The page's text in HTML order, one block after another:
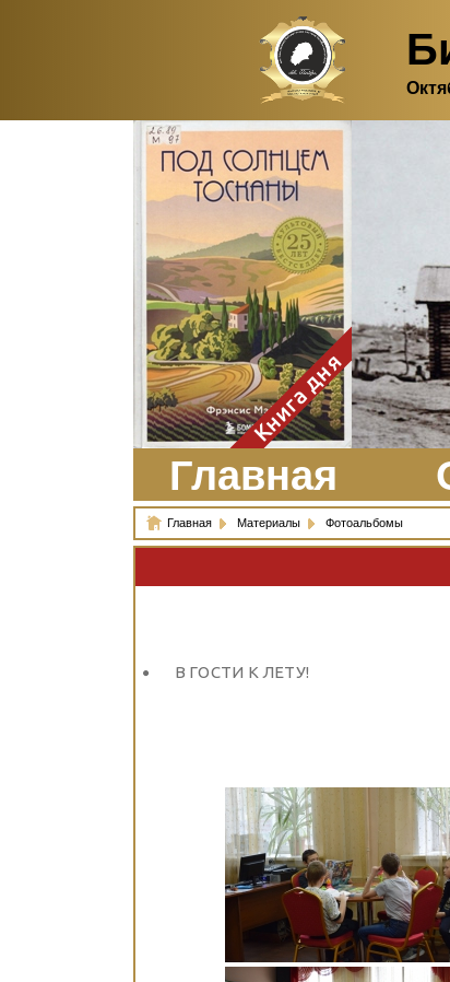
Здесь, в своем
итальянском доме, я вновь
испытала первичную
радость единения с
природой. Дом открыт
для бабочек, стрекоз, пчёл
или всех, кто пожелает
влететь в одно окно и
вылететь из другого. Едим
мы почти всегда во
дворе. Во мне настолько
возродился здравый
смысл моей матери -
умение наслаждаться
настоящим и не спешить, -
что даже нашлось время
отполировать до блеска
оконное стекло.
ЗаказатьКнига дня
Главная
Главная Материалы Фотоальбомы
В ГОСТИ К ЛЕТУ!